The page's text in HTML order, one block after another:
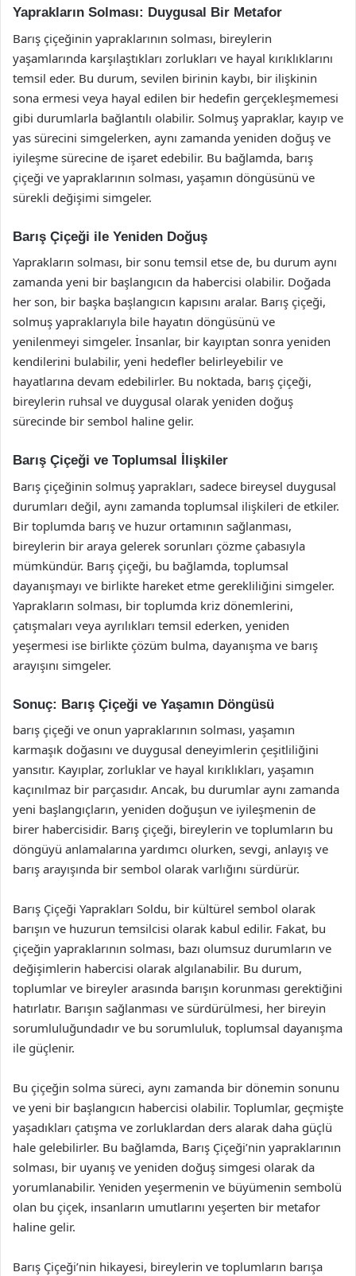
Yaprakların Solması: Duygusal Bir Metafor
Barış çiçeğinin yapraklarının solması, bireylerin
yaşamlarında karşılaştıkları zorlukları ve hayal kırıklıklarını
temsil eder. Bu durum, sevilen birinin kaybı, bir ilişkinin
sona ermesi veya hayal edilen bir hedefin gerçekleşmemesi
gibi durumlarla bağlantılı olabilir. Solmuş yapraklar, kayıp ve
yas sürecini simgelerken, aynı zamanda yeniden doğuş ve
iyileşme sürecine de işaret edebilir. Bu bağlamda, barış
çiçeği ve yapraklarının solması, yaşamın döngüsünü ve
sürekli değişimi simgeler.
Barış Çiçeği ile Yeniden Doğuş
Yaprakların solması, bir sonu temsil etse de, bu durum aynı
zamanda yeni bir başlangıcın da habercisi olabilir. Doğada
her son, bir başka başlangıcın kapısını aralar. Barış çiçeği,
solmuş yapraklarıyla bile hayatın döngüsünü ve
yenilenmeyi simgeler. İnsanlar, bir kayıptan sonra yeniden
kendilerini bulabilir, yeni hedefler belirleyebilir ve
hayatlarına devam edebilirler. Bu noktada, barış çiçeği,
bireylerin ruhsal ve duygusal olarak yeniden doğuş
sürecinde bir sembol haline gelir.
Barış Çiçeği ve Toplumsal İlişkiler
Barış çiçeğinin solmuş yaprakları, sadece bireysel duygusal
durumları değil, aynı zamanda toplumsal ilişkileri de etkiler.
Bir toplumda barış ve huzur ortamının sağlanması,
bireylerin bir araya gelerek sorunları çözme çabasıyla
mümkündür. Barış çiçeği, bu bağlamda, toplumsal
dayanışmayı ve birlikte hareket etme gerekliliğini simgeler.
Yaprakların solması, bir toplumda kriz dönemlerini,
çatışmaları veya ayrılıkları temsil ederken, yeniden
yeşermesi ise birlikte çözüm bulma, dayanışma ve barış
arayışını simgeler.
Sonuç: Barış Çiçeği ve Yaşamın Döngüsü
barış çiçeği ve onun yapraklarının solması, yaşamın
karmaşık doğasını ve duygusal deneyimlerin çeşitliliğini
yansıtır. Kayıplar, zorluklar ve hayal kırıklıkları, yaşamın
kaçınılmaz bir parçasıdır. Ancak, bu durumlar aynı zamanda
yeni başlangıçların, yeniden doğuşun ve iyileşmenin de
birer habercisidir. Barış çiçeği, bireylerin ve toplumların bu
döngüyü anlamalarına yardımcı olurken, sevgi, anlayış ve
barış arayışında bir sembol olarak varlığını sürdürür.
Barış Çiçeği Yaprakları Soldu, bir kültürel sembol olarak
barışın ve huzurun temsilcisi olarak kabul edilir. Fakat, bu
çiçeğin yapraklarının solması, bazı olumsuz durumların ve
değişimlerin habercisi olarak algılanabilir. Bu durum,
toplumlar ve bireyler arasında barışın korunması gerektiğini
hatırlatır. Barışın sağlanması ve sürdürülmesi, her bireyin
sorumluluğundadır ve bu sorumluluk, toplumsal dayanışma
ile güçlenir.
Bu çiçeğin solma süreci, aynı zamanda bir dönemin sonunu
ve yeni bir başlangıcın habercisi olabilir. Toplumlar, geçmişte
yaşadıkları çatışma ve zorluklardan ders alarak daha güçlü
hale gelebilirler. Bu bağlamda, Barış Çiçeği’nin yapraklarının
solması, bir uyanış ve yeniden doğuş simgesi olarak da
yorumlanabilir. Yeniden yeşermenin ve büyümenin sembolü
olan bu çiçek, insanların umutlarını yeşerten bir metafor
haline gelir.
Barış Çiçeği’nin hikayesi, bireylerin ve toplumların barışa